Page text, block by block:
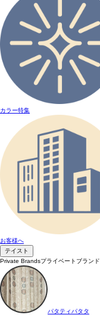
カラー特集
お客様へ
テイスト
Private Brandsプライベートブランド
パタティパタタ